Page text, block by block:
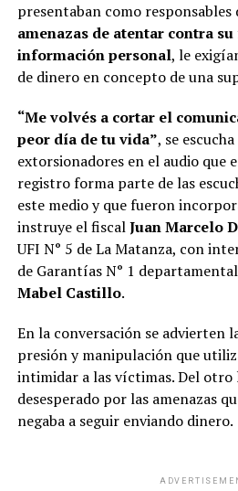
presentaban como responsables
amenazas de atentar contra
información personal, le
de dinero en concepto de una
“Me volvés a cortar el
peor día de tu vida”, se
extorsionadores en el audio que
registro forma parte de las
este medio y que fueron
instruye el fiscalJuan Marcelo
UFI N° 5 de La Matanza, con
de Garantías N° 1
Mabel Castillo.
En la conversación se advierten
presión y manipulación que
intimidar a las víctimas. Del otro
desesperado por las amenazas
negaba a seguir enviando dinero.